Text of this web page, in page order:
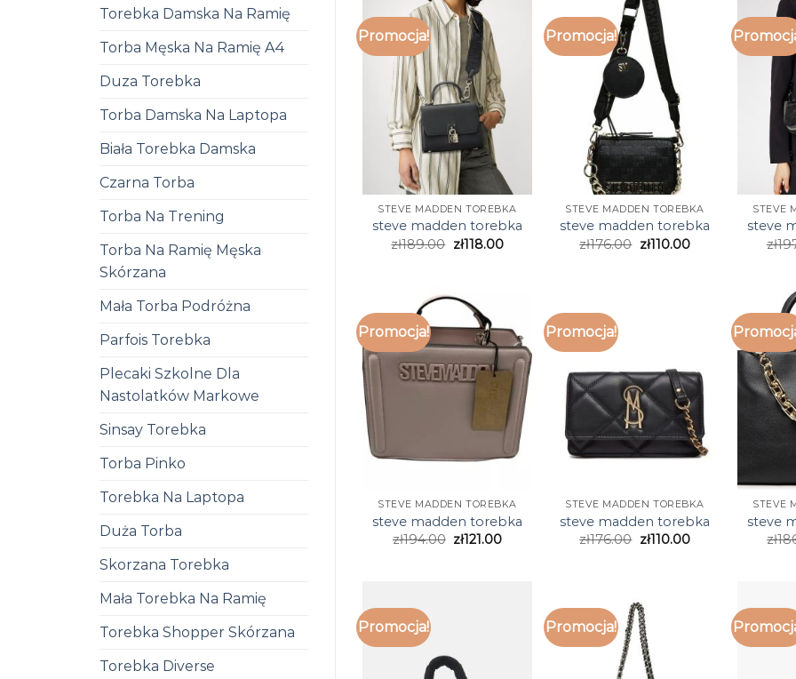
Torebka Damska Na Ramię
Torba Męska Na Ramię A4
Duza Torebka
Torba Damska Na Laptopa
Biała Torebka Damska
Czarna Torba
Torba Na Trening
Torba Na Ramię Męska
Skórzana
Mała Torba Podróżna
Parfois Torebka
Plecaki Szkolne Dla
Nastolatków Markowe
Sinsay Torebka
Torba Pinko
Torebka Na Laptopa
Duża Torba
Skorzana Torebka
Mała Torebka Na Ramię
Torebka Shopper Skórzana
Torebka Diverse
Promocja!
STEVE MADDEN TOREBKA
steve madden torebka
zł189.00 zł118.00
Promocja!
STEVE MADDEN TOREBKA
steve madden torebka
zł176.00 zł110.00
STEVE
steve
zł
Promocja!
STEVE MADDEN TOREBKA
steve madden torebka
zł194.00 zł121.00
Promocja!
STEVE MADDEN TOREBKA
steve madden torebka
zł176.00 zł110.00
STEVE
steve
zł
Promocja! Promocja!